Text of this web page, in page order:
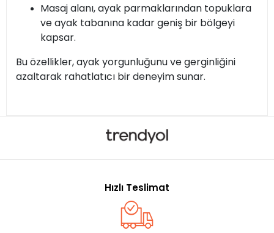
Masaj alanı, ayak parmaklarından topuklara
ve ayak tabanına kadar geniş bir bölgeyi
kapsar.
Bu özellikler, ayak yorgunluğunu ve gerginliğini
azaltarak rahatlatıcı bir deneyim sunar.
Hızlı Teslimat